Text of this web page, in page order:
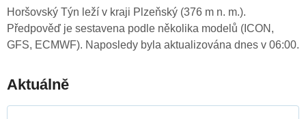
Horšovský Týn leží v kraji Plzeňský (376 m n. m.).
Předpověď je sestavena podle několika modelů (ICON,
GFS, ECMWF). Naposledy byla aktualizována dnes v 06:00.
Aktuálně